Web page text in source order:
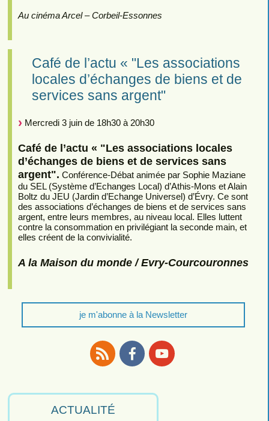
Au cinéma Arcel – Corbeil-Essonnes
Café de l’actu « "Les associations
locales d’échanges de biens et de
services sans argent"
Mercredi 3 juin de 18h30 à 20h30
Café de l’actu « "Les associations locales
d’échanges de biens et de services sans
argent". Conférence-Débat animée par Sophie Maziane
du SEL (Système d’Echanges Local) d’Athis-Mons et Alain
Boltz du JEU (Jardin d’Echange Universel) d’Évry. Ce sont
des associations d’échanges de biens et de services sans
argent, entre leurs membres, au niveau local. Elles luttent
contre la consommation en privilégiant la seconde main, et
elles créent de la convivialité.
A la Maison du monde / Evry-Courcouronnes
je m'abonne à la Newsletter
ACTUALITÉ